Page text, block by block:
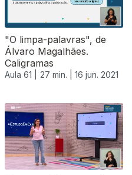
"O limpa-palavras", de
Álvaro Magalhães.
Caligramas
Aula 61 | 27 min. | 16 jun. 2021